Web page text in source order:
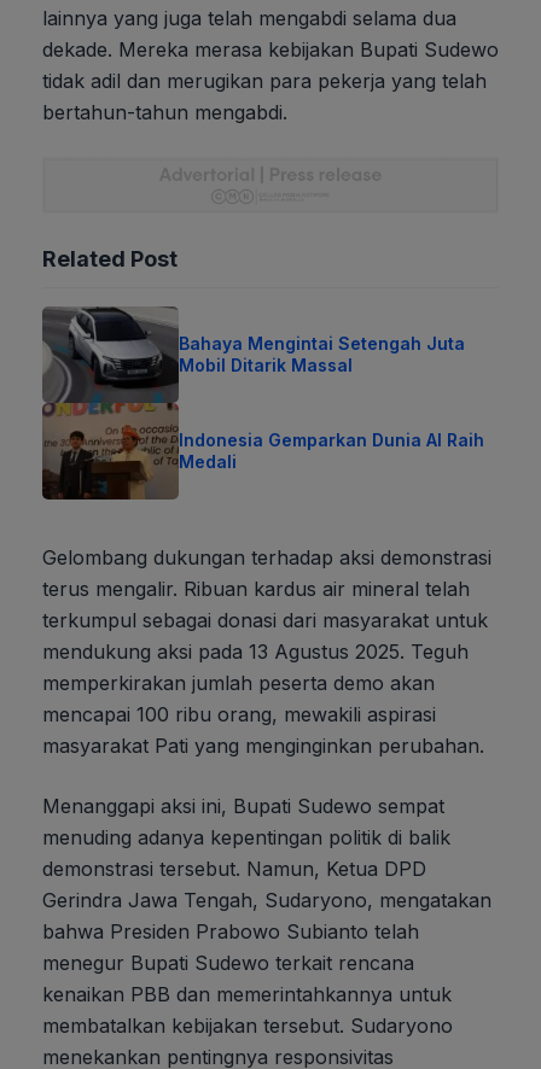
lainnya yang juga telah mengabdi selama dua
dekade. Mereka merasa kebijakan Bupati Sudewo
tidak adil dan merugikan para pekerja yang telah
bertahun-tahun mengabdi.
Related Post
Bahaya Mengintai Setengah Juta
Mobil Ditarik Massal
Indonesia Gemparkan Dunia AI Raih
Medali
Gelombang dukungan terhadap aksi demonstrasi
terus mengalir. Ribuan kardus air mineral telah
terkumpul sebagai donasi dari masyarakat untuk
mendukung aksi pada 13 Agustus 2025. Teguh
memperkirakan jumlah peserta demo akan
mencapai 100 ribu orang, mewakili aspirasi
masyarakat Pati yang menginginkan perubahan.
Menanggapi aksi ini, Bupati Sudewo sempat
menuding adanya kepentingan politik di balik
demonstrasi tersebut. Namun, Ketua DPD
Gerindra Jawa Tengah, Sudaryono, mengatakan
bahwa Presiden Prabowo Subianto telah
menegur Bupati Sudewo terkait rencana
kenaikan PBB dan memerintahkannya untuk
membatalkan kebijakan tersebut. Sudaryono
menekankan pentingnya responsivitas